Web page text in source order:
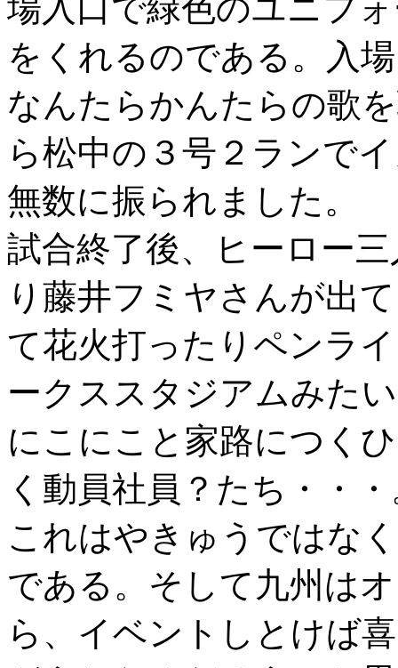
場入口で緑色のユニフ
をくれるのである。入
なんたらかんたらの歌
ら松中の３号２ランで
無数に振られました。
試合終了後、ヒーロー
り藤井フミヤさんが出
て花火打ったりペンラ
ークススタジアムみた
にこにこと家路につく
く動員社員？たち・・
これはやきゅうではな
である。そして九州は
ら、イベントしとけば